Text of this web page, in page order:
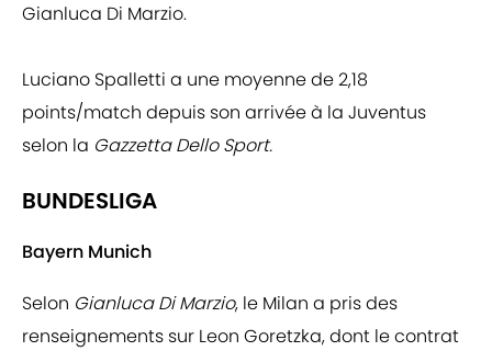
Gianluca Di Marzio.
Luciano Spalletti a une moyenne de 2,18
points/match depuis son arrivée à la Juventus
selon la Gazzetta Dello Sport.
BUNDESLIGA
Bayern Munich
Selon Gianluca Di Marzio, le Milan a pris des
renseignements sur Leon Goretzka, dont le contrat